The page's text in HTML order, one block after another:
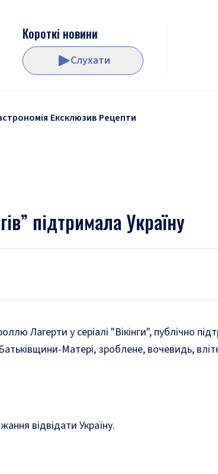
Короткі новини
Слухати
Ексклюзив Рецепти
підтримала Україну
Лагерти у серіалі "Вікінги", публічно
Матері, зроблене, вочевидь,
відвідати Україну.